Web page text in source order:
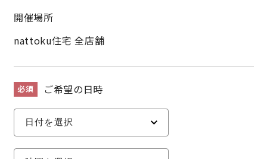
開催場所
nattoku住宅 全店舗
必須 ご希望の日時